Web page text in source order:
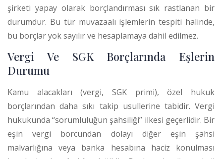
şirketi yapay olarak borçlandırması sık rastlanan bir
durumdur. Bu tür muvazaalı işlemlerin tespiti halinde,
bu borçlar yok sayılır ve hesaplamaya dahil edilmez.
Vergi Ve SGK Borçlarında Eşlerin
Durumu
Kamu alacakları (vergi, SGK primi), özel hukuk
borçlarından daha sıkı takip usullerine tabidir. Vergi
hukukunda “sorumluluğun şahsiliği” ilkesi geçerlidir. Bir
eşin vergi borcundan dolayı diğer eşin şahsi
malvarlığına veya banka hesabına haciz konulması